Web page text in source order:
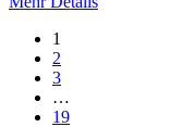
1
2
3
…
19